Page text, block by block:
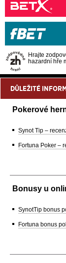
Hrajte
hazardní hře
DŮLEŽITÉ
Pokerové
Synot Tip –
Fortuna Poker –
Bonusy u
SynotTip bonus
Fortuna bonus